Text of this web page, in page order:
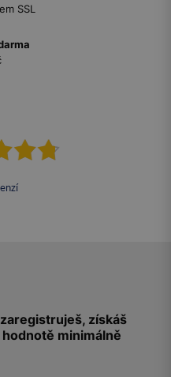
SSL
získáš
minimálně